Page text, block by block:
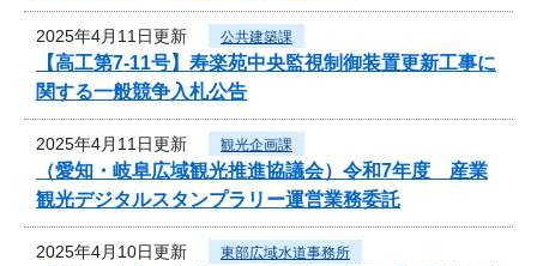
2025年4月11日更新 公共建築課
【高工第7-11号】寿楽苑中央監視制御装置更新工事に
関する一般競争入札公告
2025年4月11日更新 観光企画課
（愛知・岐阜広域観光推進協議会）令和7年度 産業
観光デジタルスタンプラリー運営業務委託
2025年4月10日更新 東部広域水道事務所